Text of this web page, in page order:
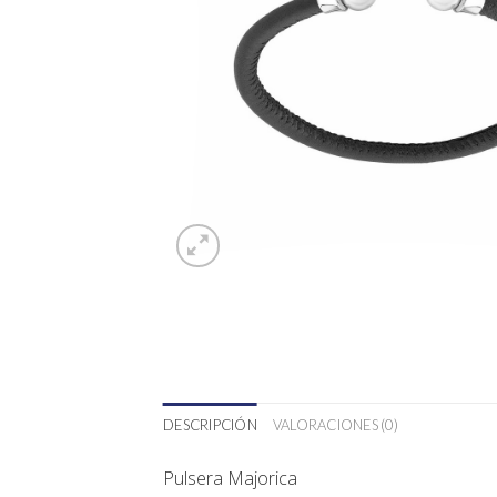
DESCRIPCIÓN VALORACIONES (0)
Pulsera Majorica